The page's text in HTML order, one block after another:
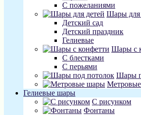
С пожеланиями
Шары для
Детский сад
Детский праздник
Гелиевые
Шары с
С блестками
С перьями
Шары
Гелиевые шары
С рисунком
Фонтаны